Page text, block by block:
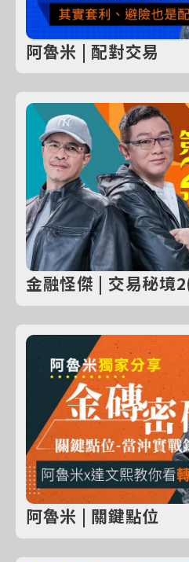
阿魯米 | 配對交易
金融怪傑 | 交易秘境
阿魯米 | 關鍵點位